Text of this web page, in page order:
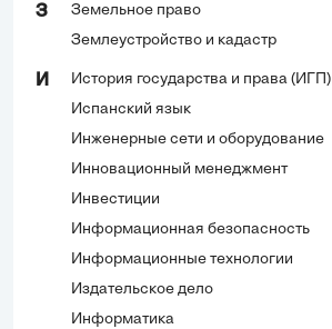
З
Земельное право
Землеустройство и кадастр
И
История государства и права (ИГП)
Испанский язык
Инженерные сети и оборудование
Инновационный менеджмент
Инвестиции
Информационная безопасность
Информационные технологии
Издательское дело
Информатика